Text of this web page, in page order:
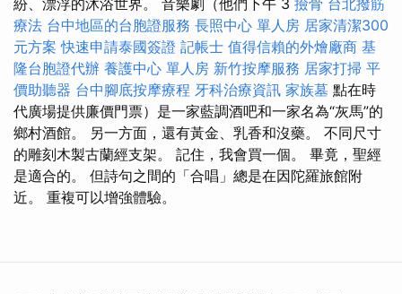
紛、漂浮的沐浴世界。 音樂劇（他們下午 3 撿骨 台北撥筋
療法 台中地區的台胞證服務 長照中心 單人房 居家清潔300
元方案 快速申請泰國簽證 記帳士 值得信賴的外燴廠商 基
隆台胞證代辦 養護中心 單人房 新竹按摩服務 居家打掃 平
價助聽器 台中腳底按摩療程 牙科治療資訊 家族墓 點在時
代廣場提供廉價門票）是一家藍調酒吧和一家名為“灰馬”的
鄉村酒館。 另一方面，還有黃金、乳香和沒藥。 不同尺寸
的雕刻木製古蘭經支架。 記住，我會買一個。 畢竟，聖經
是適合的。 但詩句之間的「合唱」總是在因陀羅旅館附
近。 重複可以增強體驗。